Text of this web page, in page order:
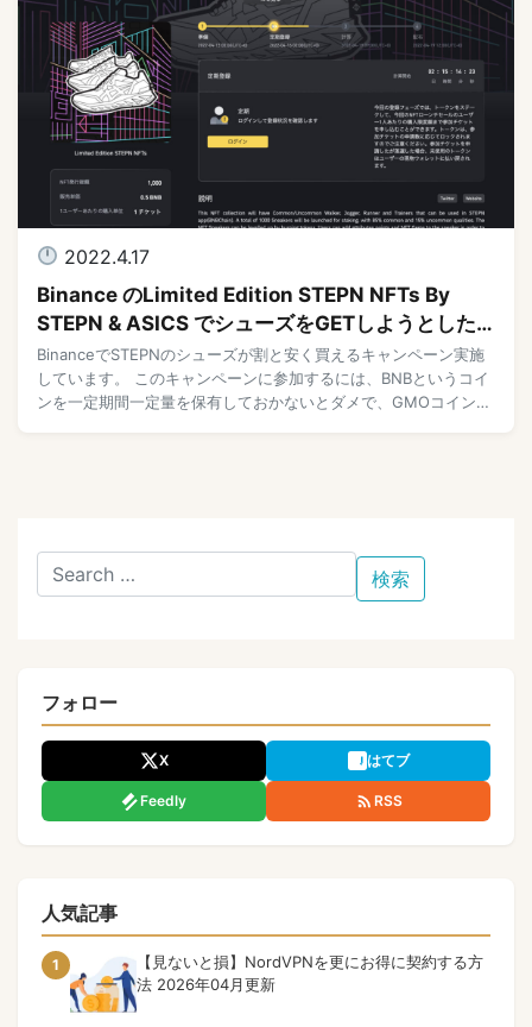
2022.4.17
Binance のLimited Edition STEPN NFTs By
STEPN & ASICS でシューズをGETしようとした
話
BinanceでSTEPNのシューズが割と安く買えるキャンペーン実施
しています。 このキャンペーンに参加するには、BNBというコイ
ンを一定期間一定量を保有しておかないとダメで、GMOコインか
フォロー
X はてブ
Feedly RSS
人気記事
1
【見ないと損】NordVPNを更にお得に契約する方
法 2026年04月更新